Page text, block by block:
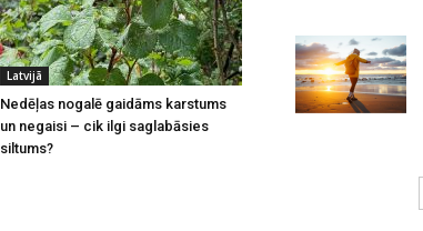
Latvijā
Nedēļas nogalē gaidāms karstums
un negaisi – cik ilgi saglabāsies
siltums?